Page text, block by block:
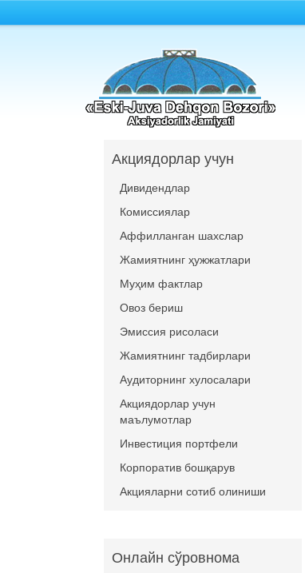
Акциядорлар учун
Дивидендлар
Комиссиялар
Аффилланган шахслар
Жамиятнинг ҳужжатлари
Муҳим фактлар
Овоз бериш
Эмиссия рисоласи
Жамиятнинг тадбирлари
Аудиторнинг хулосалари
Акциядорлар учун
маълумотлар
Инвестиция портфели
Корпоратив бошқарув
Акцияларни сотиб олиниши
Онлайн сўровнома